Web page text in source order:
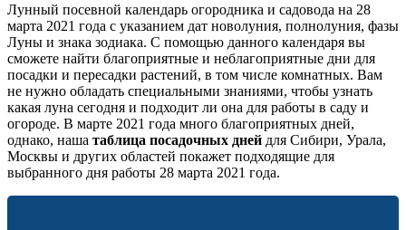
Лунный посевной календарь огородника и садовода на 28
марта 2021 года с указанием дат новолуния, полнолуния, фазы
Луны и знака зодиака. С помощью данного календаря вы
сможете найти благоприятные и неблагоприятные дни для
посадки и пересадки растений, в том числе комнатных. Вам
не нужно обладать специальными знаниями, чтобы узнать
какая луна сегодня и подходит ли она для работы в саду и
огороде. В марте 2021 года много благоприятных дней,
однако, наша таблица посадочных дней для Сибири, Урала,
Москвы и других областей покажет подходящие для
выбранного дня работы 28 марта 2021 года.